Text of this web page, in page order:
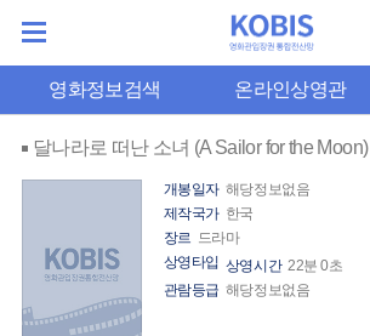
영화정보검색 온라인상영관
달나라로 떠난 소녀 (A Sailor for the Moon)
개봉일자 해당정보없음
제작국가 한국
장르 드라마
상영타입 상영시간 22분 0초
관람등급 해당정보없음